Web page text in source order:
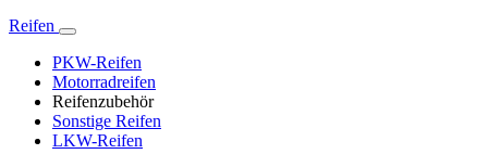
Reifen
PKW-Reifen
Motorradreifen
Reifenzubehör
Sonstige Reifen
LKW-Reifen